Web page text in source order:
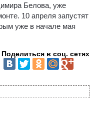
Белова, уже
10 апреля запустят
уже в начале мая
Поделиться в соц. сетях